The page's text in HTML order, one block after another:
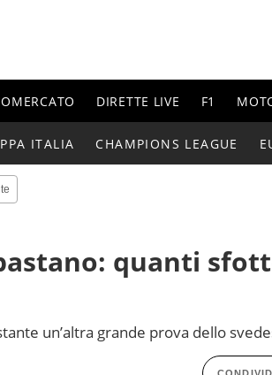
DIRETTE LIVE F1
ITALIA CHAMPIONS LEAGUE
quanti
un’altra grande prova dello